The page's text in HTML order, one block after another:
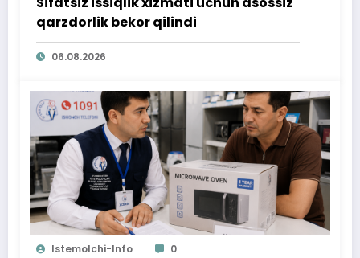
qarzdorlik bekor qilindi
06.08.2026
Istemolchi-Info 0